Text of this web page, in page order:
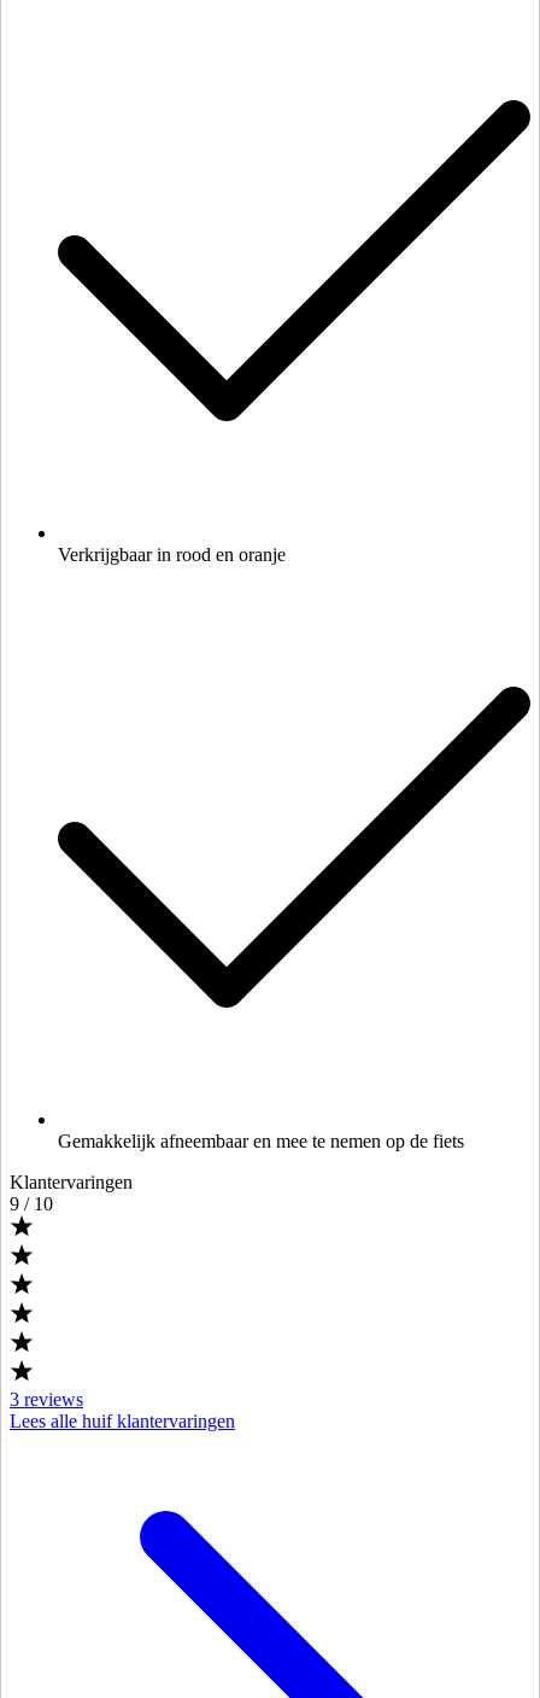
Verkrijgbaar in rood en oranje
Gemakkelijk afneembaar en mee te nemen op de fiets
Klantervaringen
9 / 10
3 reviews
Lees alle huif klantervaringen